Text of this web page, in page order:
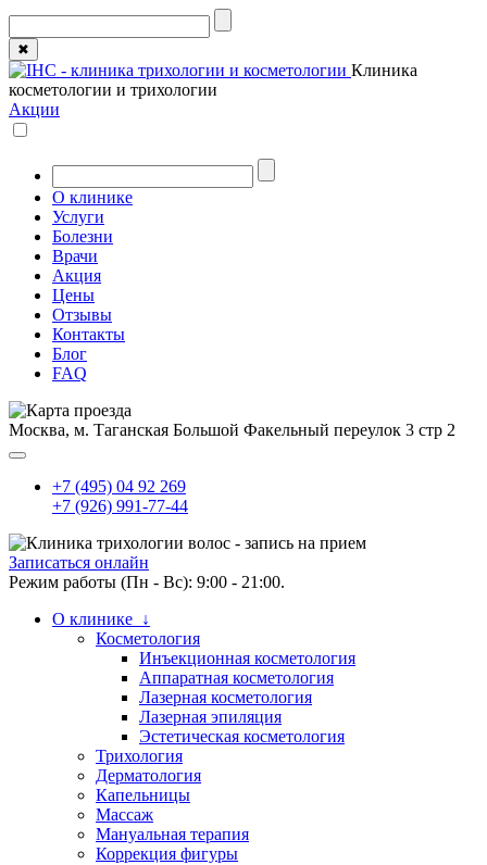
✖
Клиника
косметологии и трихологии
Акции
О клинике
Услуги
Болезни
Врачи
Акция
Цены
Отзывы
Контакты
Блог
FAQ
Москва, м. Таганская Большой Факельный переулок 3 стр 2
+7 (495) 04 92 269
+7 (926) 991-77-44
Записаться онлайн
Режим работы (Пн - Вс): 9:00 - 21:00.
О клинике ↓
Косметология
Инъекционная косметология
Аппаратная косметология
Лазерная косметология
Лазерная эпиляция
Эстетическая косметология
Трихология
Дерматология
Капельницы
Массаж
Мануальная терапия
Коррекция фигуры